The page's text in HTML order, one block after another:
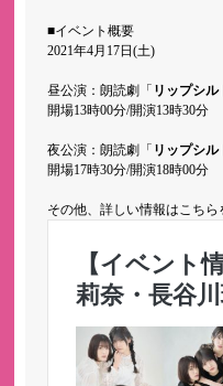
■イベント概要
2021年4月17日(土)
昼公演：朗読劇「 リップシ
開場13時00分/開演13時30分
夜公演：朗読劇「 リップシ
開場17時30分/開演18時00分
その他、詳しい情報はこちら